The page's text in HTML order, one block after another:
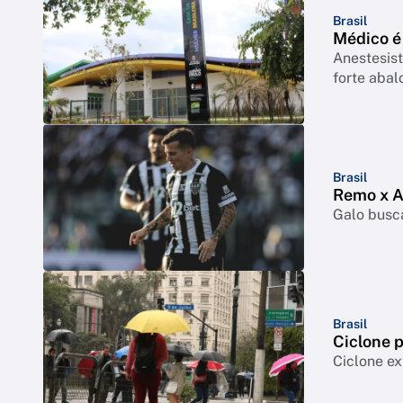
Brasil
Médico
forte
Brasil
Remo x
Galo
Brasil
Ciclone
Ciclone